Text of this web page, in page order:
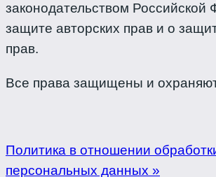
законодательством Российской
защите авторских прав и о
прав.
Все права защищены и
Политика в отношении
персональных данных »